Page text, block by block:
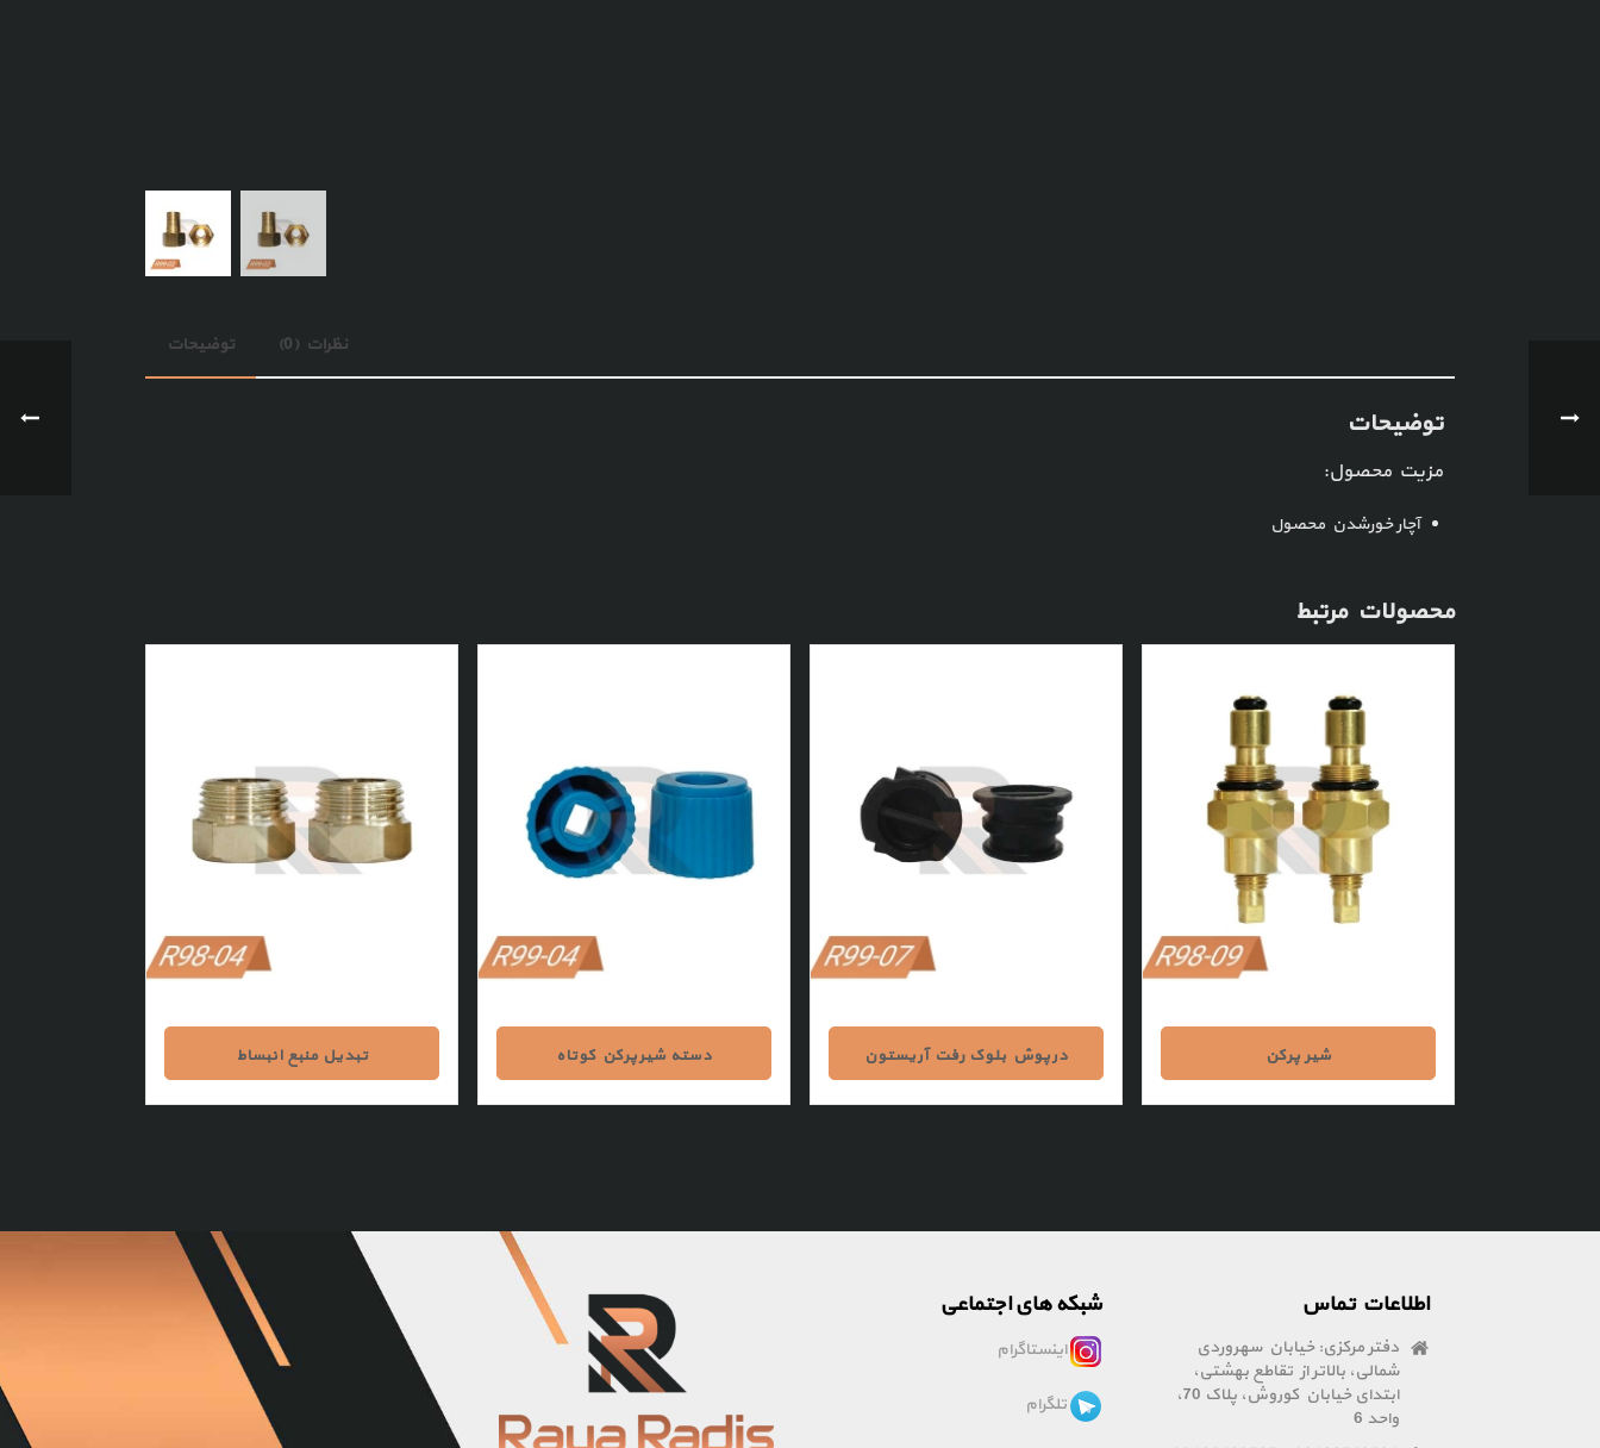
توضیحات نظرات (0)
توضیحات
مزیت محصول:
آچار خورشدن محصول
محصولات مرتبط
شیر پرکن درپوش بلوک رفت آریستون دسته شیرپرکن کوتاه تبدیل منبع انبساط
شبکه های اجتماعی
اینستاگرام
تلگرام
اطلاعات تماس
دفتر مرکزی: خیابان سهروردی
شمالی، بالاتر از تقاطع بهشتی،
ابتدای خیابان کوروش، پلاک 70،
واحد 6